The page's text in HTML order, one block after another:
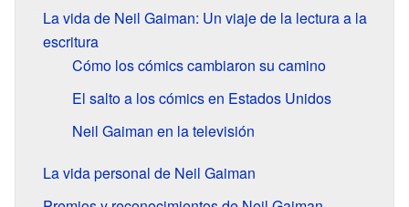
La vida de Neil Gaiman: Un viaje de la lectura a la
escritura
Cómo los cómics cambiaron su camino
El salto a los cómics en Estados Unidos
Neil Gaiman en la televisión
La vida personal de Neil Gaiman